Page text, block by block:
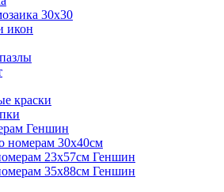
30х30
икон
краски
Геншин
номерам 30х40см
23х57см Геншин
35х88см Геншин